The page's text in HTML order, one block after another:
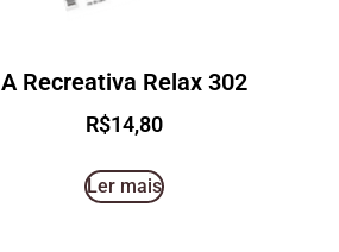
A Recreativa Relax 302
R$14,80
Ler mais